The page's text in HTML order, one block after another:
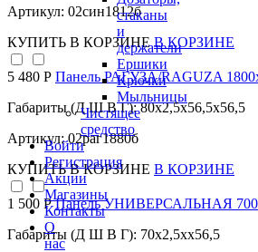
стаканы
и
держатели
Ершики
Крючки
Мыльницы
Чистящее
средство
Войти
Регистрация
Акции
Магазины
Контакты
О
нас
Артикул: 02син1812б
КУПИТЬ В КОРЗИНЕ В КОРЗИНЕ
5 480 Р Панель РАГУЗА/RAGUZA
Габариты (Д Ш В Г): 80x2,5x56,5x56,5
Артикул: 02раг1880б
КУПИТЬ В КОРЗИНЕ В КОРЗИНЕ
1 500 РПанель УНИВЕРСАЛЬНАЯ 700
Габариты (Д Ш В Г): 70x2,5xx56,5